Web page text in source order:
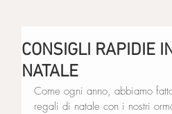
CONSIGLI RAPIDIE
NATALE
Come ogni anno, abbiamo
regali di natale con i nostri